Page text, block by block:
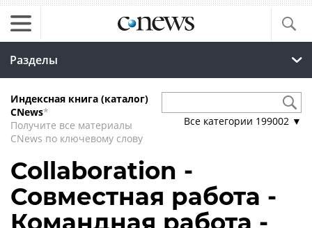
Разделы
Индексная книга (каталог)
CNews*
Получите все материалы
CNews по ключевому слову
Все категории 199002 ▼
Collaboration -
Совместная работа -